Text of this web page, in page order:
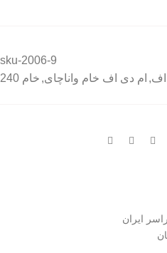
sku-2006-9
اف, ام دی اف خام واناچای, خام 240
ایران